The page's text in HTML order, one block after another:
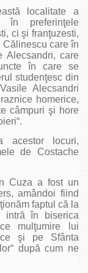
localitate a
preferinţele
ci şi franţuzesti,
Călinescu care în
Alecsandri, care
în care se
studenţesc din
Alecsandri
homerice,
câmpuri şi hore
acestor locuri,
de Costache
Cuza a fost un
amândoi fiind
faptul că la
intră în biserica
mulţumire lui
şi pe Sfânta
după cum ne